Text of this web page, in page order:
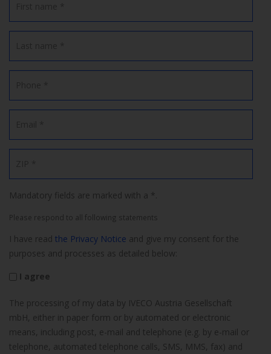
Mandatory fields are marked with a *.
Please respond to all following statements
I have read the Privacy Notice and give my consent for the
purposes and processes as detailed below:
I agree
The processing of my data by IVECO Austria Gesellschaft
mbH, either in paper form or by automated or electronic
means, including post, e-mail and telephone (e.g. by e-mail or
telephone, automated telephone calls, SMS, MMS, fax) and